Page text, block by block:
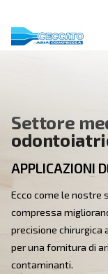
Settore
Ecco come le
compressa